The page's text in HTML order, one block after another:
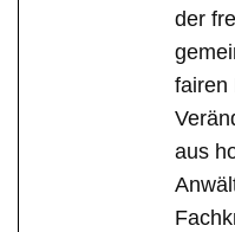
der
fairen
aus